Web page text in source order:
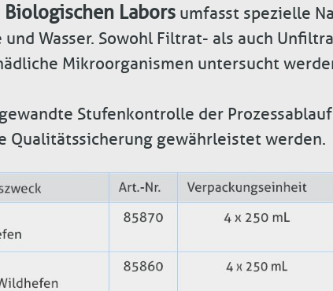
Biologischen Labors umfasst spezielle
Wasser. Sowohl Filtrat- als auch
Mikroorganismen untersucht
Stufenkontrolle der
gewährleistet werden.